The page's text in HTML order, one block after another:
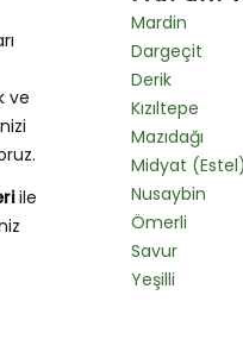
Mardin
Dargeçit
Derik
Kızıltepe
Mazıdağı
Midyat (Estel)
Nusaybin
Ömerli
Savur
Yeşilli
ve
ile